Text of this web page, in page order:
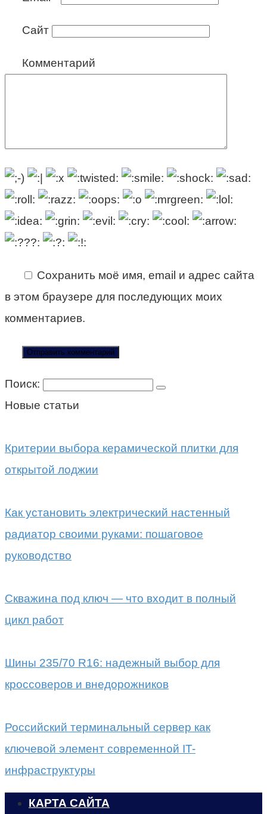
Сайт
Комментарий
Сохранить моё имя, email и адрес сайта
в этом браузере для последующих моих
комментариев.
Поиск:
Новые статьи
Критерии выбора керамической плитки для
открытой лоджии
Как установить электрический настенный
радиатор своими руками: пошаговое
руководство
Скважина под ключ — что входит в полный
цикл работ
Шины 235/70 R16: надежный выбор для
кроссоверов и внедорожников
Российский терминальный сервер как
ключевой элемент современной IT-
инфраструктуры
КАРТА САЙТА